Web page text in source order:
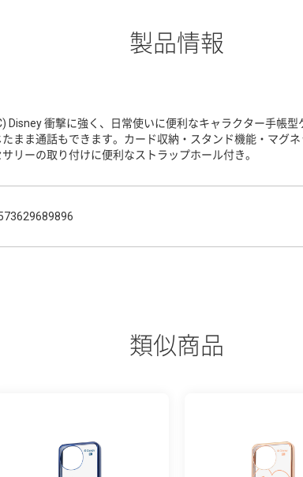
製品情報
Disney 衝撃に強く、日常使いに便利なキャラクター手帳
たまま通話もできます。カード収納・スタンド機能・マグ
サリーの取り付けに便利なストラップホール付き。
類似商品